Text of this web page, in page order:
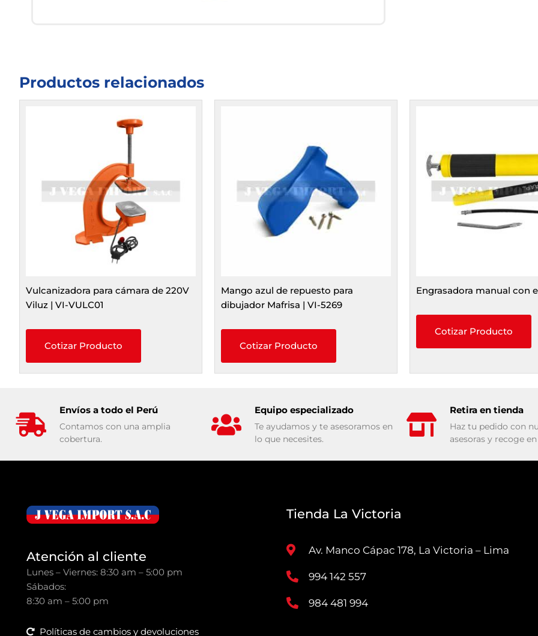
Productos relacionados
Vulcanizadora para cámara de 220V
Viluz | VI-VULC01
Cotizar Producto
Mango azul de repuesto para
dibujador Mafrisa | VI-5269
Cotizar Producto
Engrasadora manual con
Cotizar Producto
Envíos a todo el Perú
Contamos con una amplia
cobertura.
Equipo especializado
Te ayudamos y te asesoramos en
lo que necesites.
Retira en tienda
Haz tu pedido con
asesoras y recoge
Atención al cliente
Lunes – Viernes: 8:30 am – 5:00 pm
Sábados:
8:30 am – 5:00 pm
Políticas de cambios y devoluciones
Tienda La Victoria
Av. Manco Cápac 178, La Victoria – Lima
994 142 557
984 481 994